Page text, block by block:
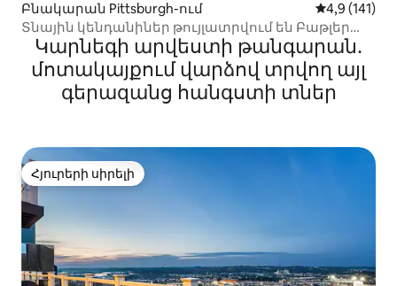
Բնակարան Pittsburgh-ում Միջին
4,9 (141)
Տնային կենդանիներ թույլատրվում են Բաթլեր
փողոցում գտնվող «Քինգ» մահճակալի հետ ։
Կարնեգի արվեստի թանգարան․
մոտակայքում վարձով տրվող այլ
գերազանց հանգստի տներ
Հյուրերի սիրելի
Հյուրերի սիրելի